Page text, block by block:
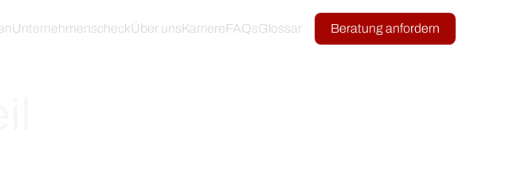
UnternehmenscheckÜber unsKarriereFAQsGlossar Beratung anfordern